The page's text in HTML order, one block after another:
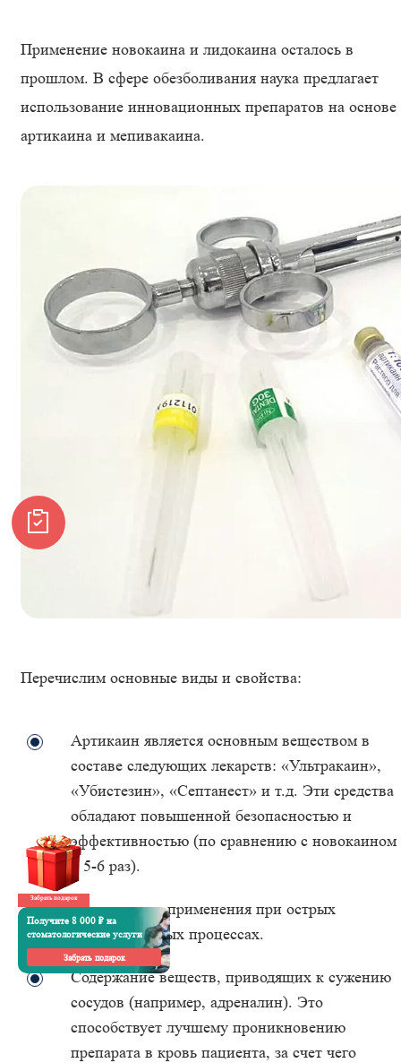
Применение новокаина и лидокаина осталось в
прошлом. В сфере обезболивания наука предлагает
использование инновационных препаратов на основе
артикаина и мепивакаина.
Перечислим основные виды и свойства:
Артикаин является основным веществом в
составе следующих лекарств: «Ультракаин»,
«Убистезин», «Септанест» и т.д. Эти средства
обладают повышенной безопасностью и
эффективностью (по сравнению с новокаином
в 5-6 раз).
Возможность применения при острых
воспалительных процессах.
Содержание веществ, приводящих к сужению
сосудов (например, адреналин). Это
способствует лучшему проникновению
препарата в кровь пациента, за счет чего
Забрать подарок
Получите 8 000 ₽ на
стоматологические услуги
Забрать подарок